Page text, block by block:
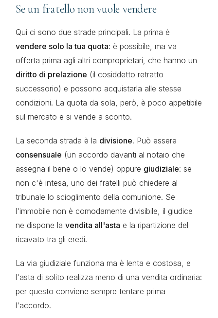
Se un fratello non vuole vendere
Qui ci sono due strade principali. La prima è
vendere solo la tua quota: è possibile, ma va
offerta prima agli altri comproprietari, che hanno un
diritto di prelazione (il cosiddetto retratto
successorio) e possono acquistarla alle stesse
condizioni. La quota da sola, però, è poco appetibile
sul mercato e si vende a sconto.
La seconda strada è la divisione. Può essere
consensuale (un accordo davanti al notaio che
assegna il bene o lo vende) oppure giudiziale: se
non c'è intesa, uno dei fratelli può chiedere al
tribunale lo scioglimento della comunione. Se
l'immobile non è comodamente divisibile, il giudice
ne dispone la vendita all'asta e la ripartizione del
ricavato tra gli eredi.
La via giudiziale funziona ma è lenta e costosa, e
l'asta di solito realizza meno di una vendita ordinaria:
per questo conviene sempre tentare prima
l'accordo.